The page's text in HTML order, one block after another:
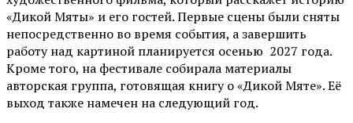
«Дикой Мяты» и его гостей. Первые сцены были сняты
непосредственно во время события, а завершить
работу над картиной планируется осенью 2027 года.
Кроме того, на фестивале собирала материалы
авторская группа, готовящая книгу о «Дикой Мяте». Её
выход также намечен на следующий год.